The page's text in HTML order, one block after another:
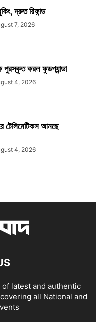
দ্রুত রিফান্ড
7, 2026
পুরস্কৃত করল ফুডপ্যান্ডা
4, 2026
টেলিমেটিকস আনছে
4, 2026
latest and authentic
all National and